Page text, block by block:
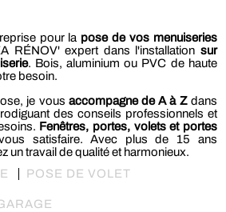
pour la pose de vos menuiseries
RÉNOV' expert dans l'installation sur
. Bois, aluminium ou PVC de haute
besoin.
je vous accompagne de A à Zdans
des conseils professionnels et
Fenêtres, portes, volets et portes
satisfaire. Avec plus de 15 ans
un travail de qualité et harmonieux.
POSE DE VOLET